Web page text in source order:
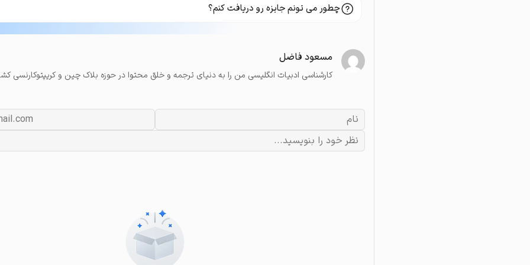
چطور می تونم جایزه رو دریافت کنم؟
مسعود فاضل
کارشناسی ادبیات انگلیسی من را به دنیای ترجمه و خلق محتوا در حوزه بلاک چین و کریپتوکارنسی